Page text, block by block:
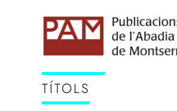
TÍTOLS